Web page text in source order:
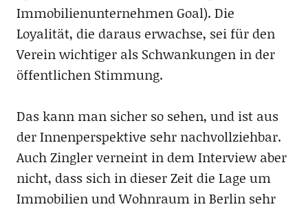
Immobilienunternehmen Goal). Die
Loyalität, die daraus erwachse, sei für den
Verein wichtiger als Schwankungen in der
öffentlichen Stimmung.
Das kann man sicher so sehen, und ist aus
der Innenperspektive sehr nachvollziehbar.
Auch Zingler verneint in dem Interview aber
nicht, dass sich in dieser Zeit die Lage um
Immobilien und Wohnraum in Berlin sehr